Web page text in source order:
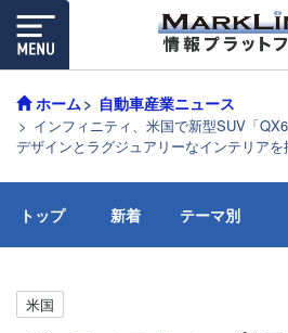
ホーム 自動車産業ニュース
インフィニティ、米国で新型SUV「
デザインとラグジュアリーなインテリアを
トップ 新着 テーマ別
米国